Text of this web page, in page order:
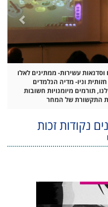
וסדנאות עשירות- ממתינים לאלו
וניו- מדיה הנלמדים
תורמים מיומנויות חשובות
התקשורת של המחר
נקודות זכות